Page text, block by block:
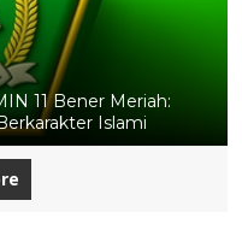
11 Bener Meriah:
Islami